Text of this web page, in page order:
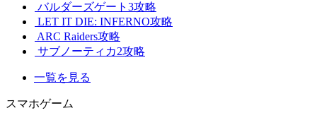
バルダーズゲート3攻略
LET IT DIE: INFERNO攻略
ARC Raiders攻略
サブノーティカ2攻略
一覧を見る
スマホゲーム